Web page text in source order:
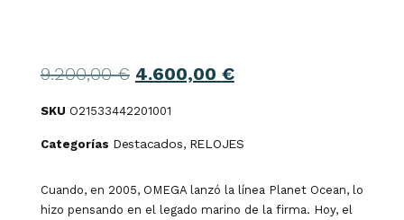
9.200,00€ 4.600,00 €
SKU O21533442201001
Categorías Destacados, RELOJES
Cuando, en 2005, OMEGA lanzó la línea Planet Ocean, lo
hizo pensando en el legado marino de la firma. Hoy, el